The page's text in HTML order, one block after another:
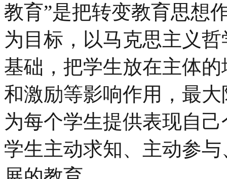
教育”是把转变教育思想
为目标，以马克思主义
基础，把学生放在主体
和激励等影响作用，最
为每个学生提供表现自
学生主动求知、主动参